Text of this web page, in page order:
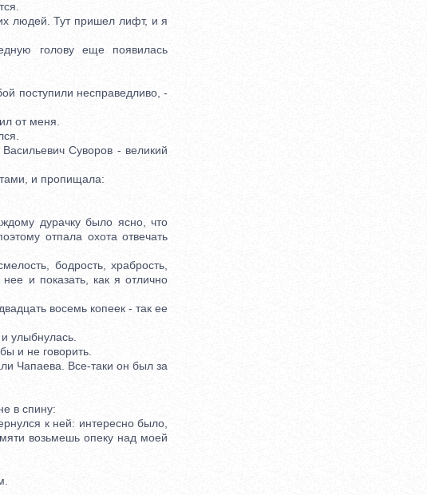
людей. Тут пришел лифт, и я
голову еще появилась
поступили несправедливо, -
от меня.
Суворов - великий
и пропищала:
дурачку было ясно, что
отпала охота отвечать
бодрость, храбрость,
и показать, как я отлично
восемь копеек - так ее
улыбнулась.
и не говорить.
Чапаева. Все-таки он был за
в спину:
к ней: интересно было,
возьмешь опеку над моей